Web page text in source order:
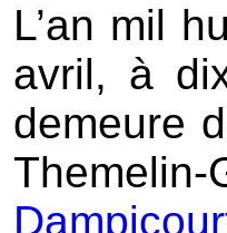
L’an mil
avril, à
demeure